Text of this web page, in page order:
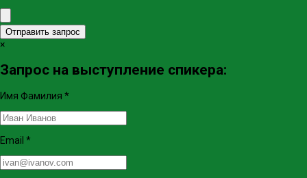
Отправить запрос
×
Запрос на выступление спикера:
Имя Фамилия *
Email *